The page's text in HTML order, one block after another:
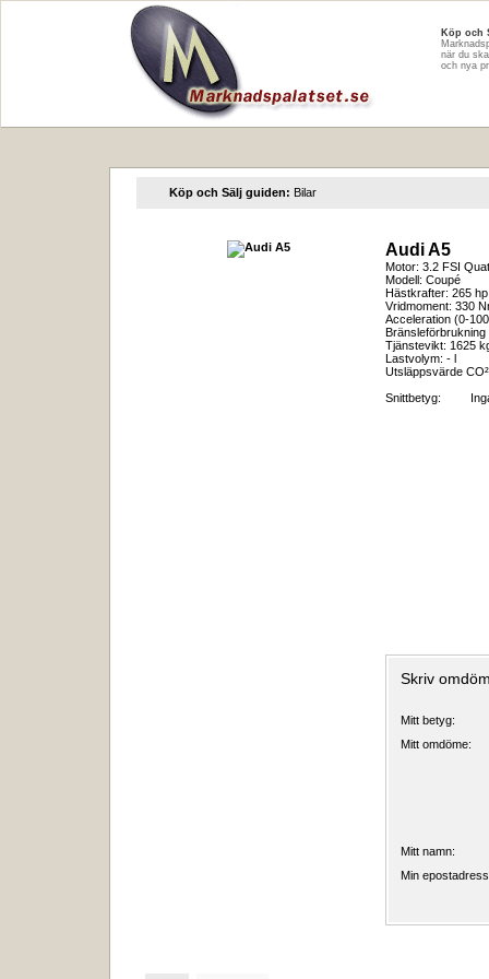
Köp och
när du
och nya
Köp och Sälj guiden: Bilar
Audi A5
Motor: 3.2 FSI
Modell: Coupé
Hästkrafter: 265 hp
Vridmoment: 330
Acceleration (0-
Tjänstevikt: 1625
Lastvolym: - l
Utsläppsvärde
Snittbetyg:
Skriv
Mitt betyg:
Mitt omdöme:
Mitt namn:
Min